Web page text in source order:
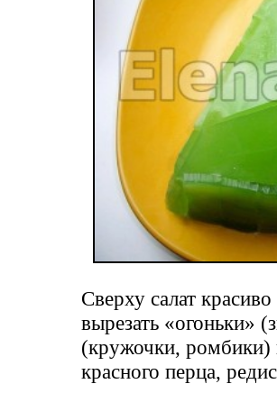
Сверху салат
вырезать «огоньки»
(кружочки, ромбики)
красного перца,